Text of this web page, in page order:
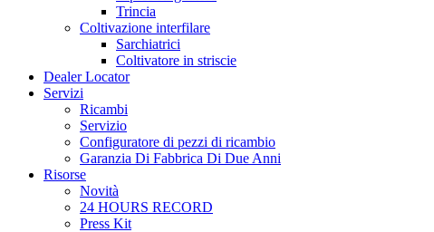
Trincia
Coltivazione interfilare
Sarchiatrici
Coltivatore in striscie
Dealer Locator
Servizi
Ricambi
Servizio
Configuratore di pezzi di ricambio
Garanzia Di Fabbrica Di Due Anni
Risorse
Novità
24 HOURS RECORD
Press Kit